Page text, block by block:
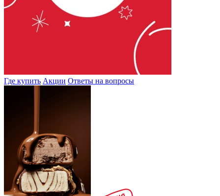
Где купить Акции Ответы на вопросы